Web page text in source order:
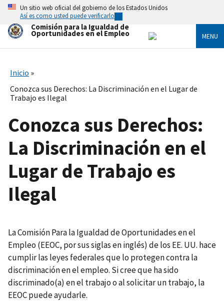
Skip
main
content
Un sitio web oficial del gobierno de los Estados Unidos
Así es como usted puede verificarlo
Comisión para la Igualdad de
Oportunidades en el Empleo MENU
Inicio
Conozca sus Derechos: La Discriminación en el Lugar de
Trabajo es Ilegal
Conozca sus Derechos:
La Discriminación en el
Lugar de Trabajo es
Ilegal
La Comisión Para la Igualdad de Oportunidades en el
Empleo (EEOC, por sus siglas en inglés) de los EE. UU. hace
cumplir las leyes federales que lo protegen contra la
discriminación en el empleo. Si cree que ha sido
discriminado(a) en el trabajo o al solicitar un trabajo, la
EEOC puede ayudarle.